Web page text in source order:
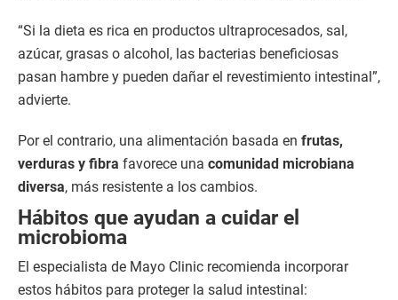
“Si la dieta es rica en productos ultraprocesados, sal,
azúcar, grasas o alcohol, las bacterias beneficiosas
pasan hambre y pueden dañar el revestimiento intestinal”,
advierte.
Por el contrario, una alimentación basada en frutas,
verduras y fibra favorece una comunidad microbiana
diversa, más resistente a los cambios.
Hábitos que ayudan a cuidar el
microbioma
El especialista de Mayo Clinic recomienda incorporar
estos hábitos para proteger la salud intestinal: